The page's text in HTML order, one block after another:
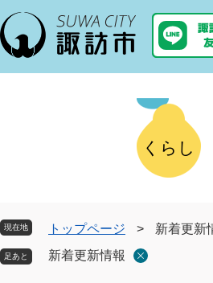
くらし
現在地 トップページ >
新着更新
新着更新情報